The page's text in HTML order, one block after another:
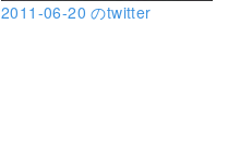
2011-06-20 のtwitter